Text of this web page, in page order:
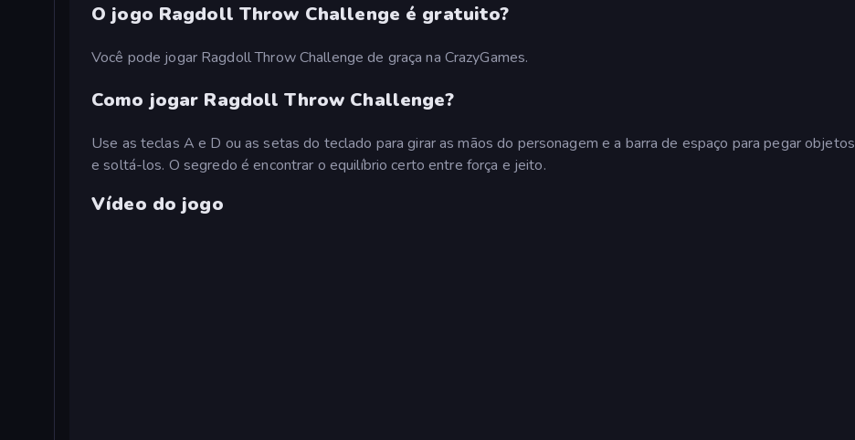
O jogo Ragdoll Throw Challenge é gratuito?
Você pode jogar Ragdoll Throw Challenge de graça na CrazyGames.
Como jogar Ragdoll Throw Challenge?
Use as teclas A e D ou as setas do teclado para girar as mãos do personagem e a barra de espaço para pegar objetos
e soltá-los. O segredo é encontrar o equilíbrio certo entre força e jeito.
Vídeo do jogo